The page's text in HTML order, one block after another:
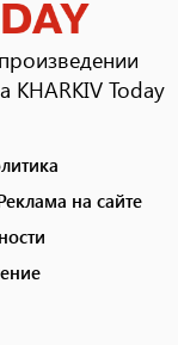
KHARKIV Today
на сайте